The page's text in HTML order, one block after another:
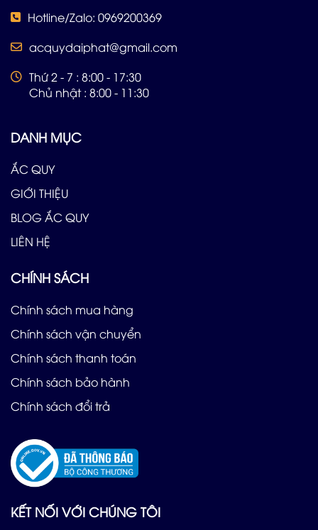
Hotline/Zalo: 0969200369
acquydaiphat@gmail.com
Thứ 2 - 7 : 8:00 - 17:30
Chủ nhật : 8:00 - 11:30
DANH MỤC
ẮC QUY
GIỚI THIỆU
BLOG ẮC QUY
LIÊN HỆ
CHÍNH SÁCH
Chính sách mua hàng
Chính sách vận chuyển
Chính sách thanh toán
Chính sách bảo hành
Chính sách đổi trả
KẾT NỐI VỚI CHÚNG TÔI